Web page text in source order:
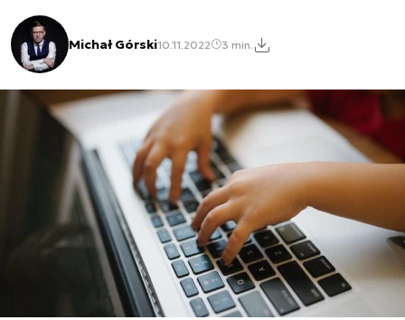
Michał Górski10.11.2022 3 min.